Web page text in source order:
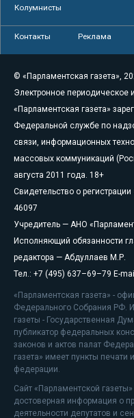
Колумнисты
Контакты Реклама
© «Парламентская газета»,
Электронное периодическое
«Парламентская газета»
Федеральной службе по
связи, информационных
массовых коммуникаций
августа 2011 года. 18+
Свидетельство о
46097
Учредитель — АНО
Исполняющий обязанности
редактора — Абдуллаев М.Р.
Тел.: +7 (495) 637–69–79 E-
«Парламентская газета» -
Федерального Собрания РФ.
газеты - Государственная
публикатор федеральных
законов и актов палат
газета» имеет пункты печати
федерации.
Сайт «Парламентской
достоверная информация о
деятельности депутатов и